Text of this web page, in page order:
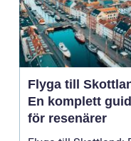
Flyga till
En komplett
för resenärer